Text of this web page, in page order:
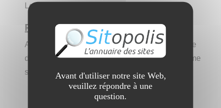
Le référenceur
Présentez le site aux internautes :
A l'intérieur de ce site vous pourrez découvrir une
description détaillée de ce que peut fournir comme
service un artisan vitrier.
Avant d'utiliser notre site Web,
veuillez répondre à une
question.